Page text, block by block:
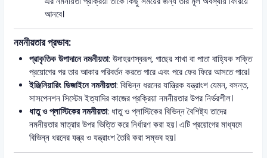
আনবে।
নমনীয়তার প্রভাব:
প্রাকৃতিক উপাদানে নমনীয়তা: উদাহরণস্বরূপ, গাছের শাখা বা পাতা বাহ্যিক শক্তি
প্রয়োগের পর তার আকার পরিবর্তন করতে পারে এবং পরে ফের ফিরে আসতে পারে।
ইঞ্জিনিয়ারিং ডিজাইনে নমনীয়তা: বিভিন্ন ধরনের যান্ত্রিক যন্ত্রাংশ যেমন, বসন্ত,
সাসপেনশন সিস্টেম ইত্যাদির কাজের প্রক্রিয়া নমনীয়তার উপর নির্ভরশীল।
ধাতু ও প্লাস্টিকের নমনীয়তা: ধাতু ও প্লাস্টিকের বিভিন্ন বৈশিষ্ট্য তাদের
নমনীয়তার মাত্রার উপর ভিত্তি করে নির্ধারণ করা হয়। এটি প্রয়োগের মাধ্যমে
বিভিন্ন ধরনের যন্ত্র ও যন্ত্রাংশ তৈরি করা সম্ভব হয়।